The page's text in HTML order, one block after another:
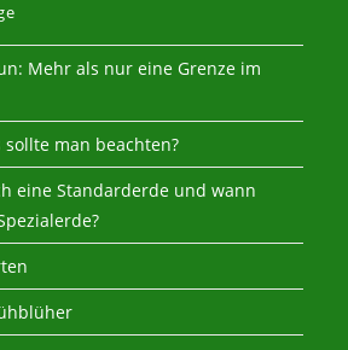
Mehr als nur eine Grenze im
man beachten?
eine Standarderde und wann